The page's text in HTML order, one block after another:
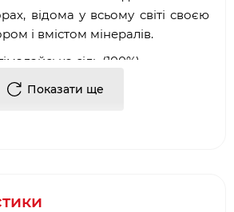
відома у всьому світі своєю
і вмістом мінералів.
сіль (100%).
цінність (в 100гр):
Показати ще